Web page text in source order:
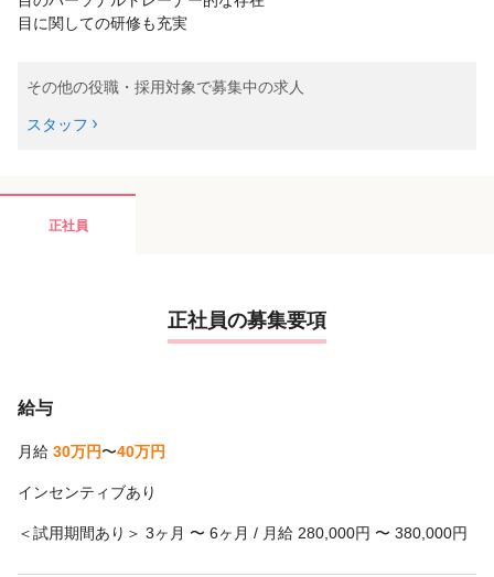
目に関しての研修も充実
その他の役職・採用対象で募集中の求人
スタッフ
正社員
正社員の募集要項
給与
月給 30万円〜40万円
インセンティブあり
＜試用期間あり＞ 3ヶ月 〜 6ヶ月 / 月給 280,000円 〜 380,000円